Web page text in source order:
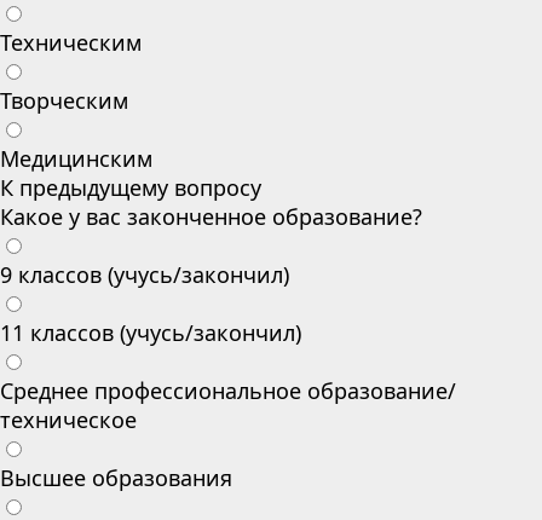
Техническим
Творческим
Медицинским
К предыдущему вопросу
Какое у вас законченное образование?
9 классов (учусь/закончил)
11 классов (учусь/закончил)
Среднее профессиональное образование/
техническое
Высшее образования